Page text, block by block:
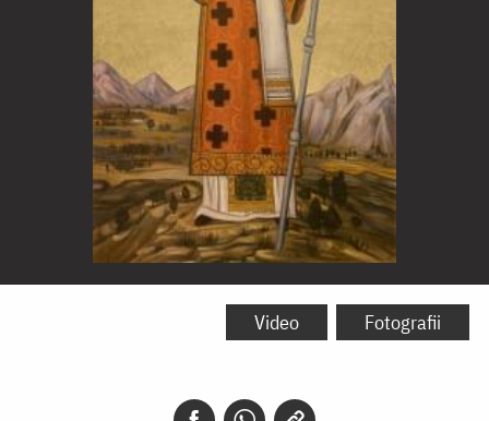
Sfântului
Video Fotografii